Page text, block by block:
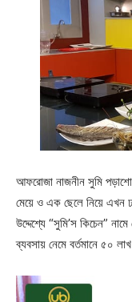
আফরোজা নাজনীন সুমি
মেয়ে ও এক ছেলে নিয়ে এখন
উদ্দেশ্যে “সুমি’স কিচেন”
ব্যবসায় নেমে বর্তমানে ৫০